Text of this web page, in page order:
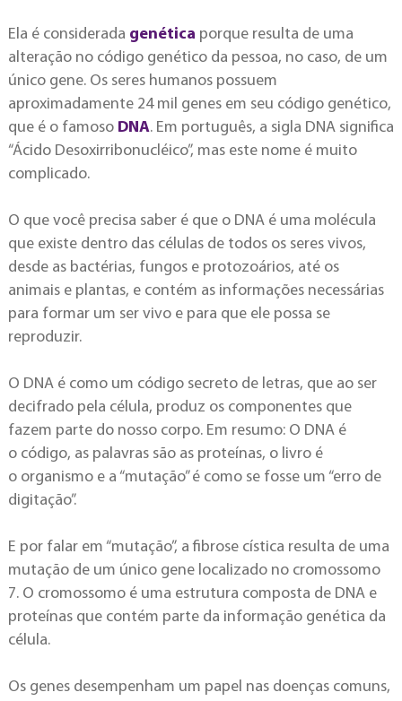
Ela é considerada genética porque resulta de uma
alteração no código genético da pessoa, no caso, de um
único gene. Os seres humanos possuem
aproximadamente 24 mil genes em seu código genético,
que é o famoso DNA. Em português, a sigla DNA significa
“Ácido Desoxirribonucléico”, mas este nome é muito
complicado.
O que você precisa saber é que o DNA é uma molécula
que existe dentro das células de todos os seres vivos,
desde as bactérias, fungos e protozoários, até os
animais e plantas, e contém as informações necessárias
para formar um ser vivo e para que ele possa se
reproduzir.
O DNA é como um código secreto de letras, que ao ser
decifrado pela célula, produz os componentes que
fazem parte do nosso corpo. Em resumo: O DNA é
o código, as palavras são as proteínas, o livro é
o organismo e a “mutação” é como se fosse um “erro de
digitação”.
E por falar em “mutação”, a fibrose cística resulta de uma
mutação de um único gene localizado no cromossomo
7. O cromossomo é uma estrutura composta de DNA e
proteínas que contém parte da informação genética da
célula.
Os genes desempenham um papel nas doenças comuns,